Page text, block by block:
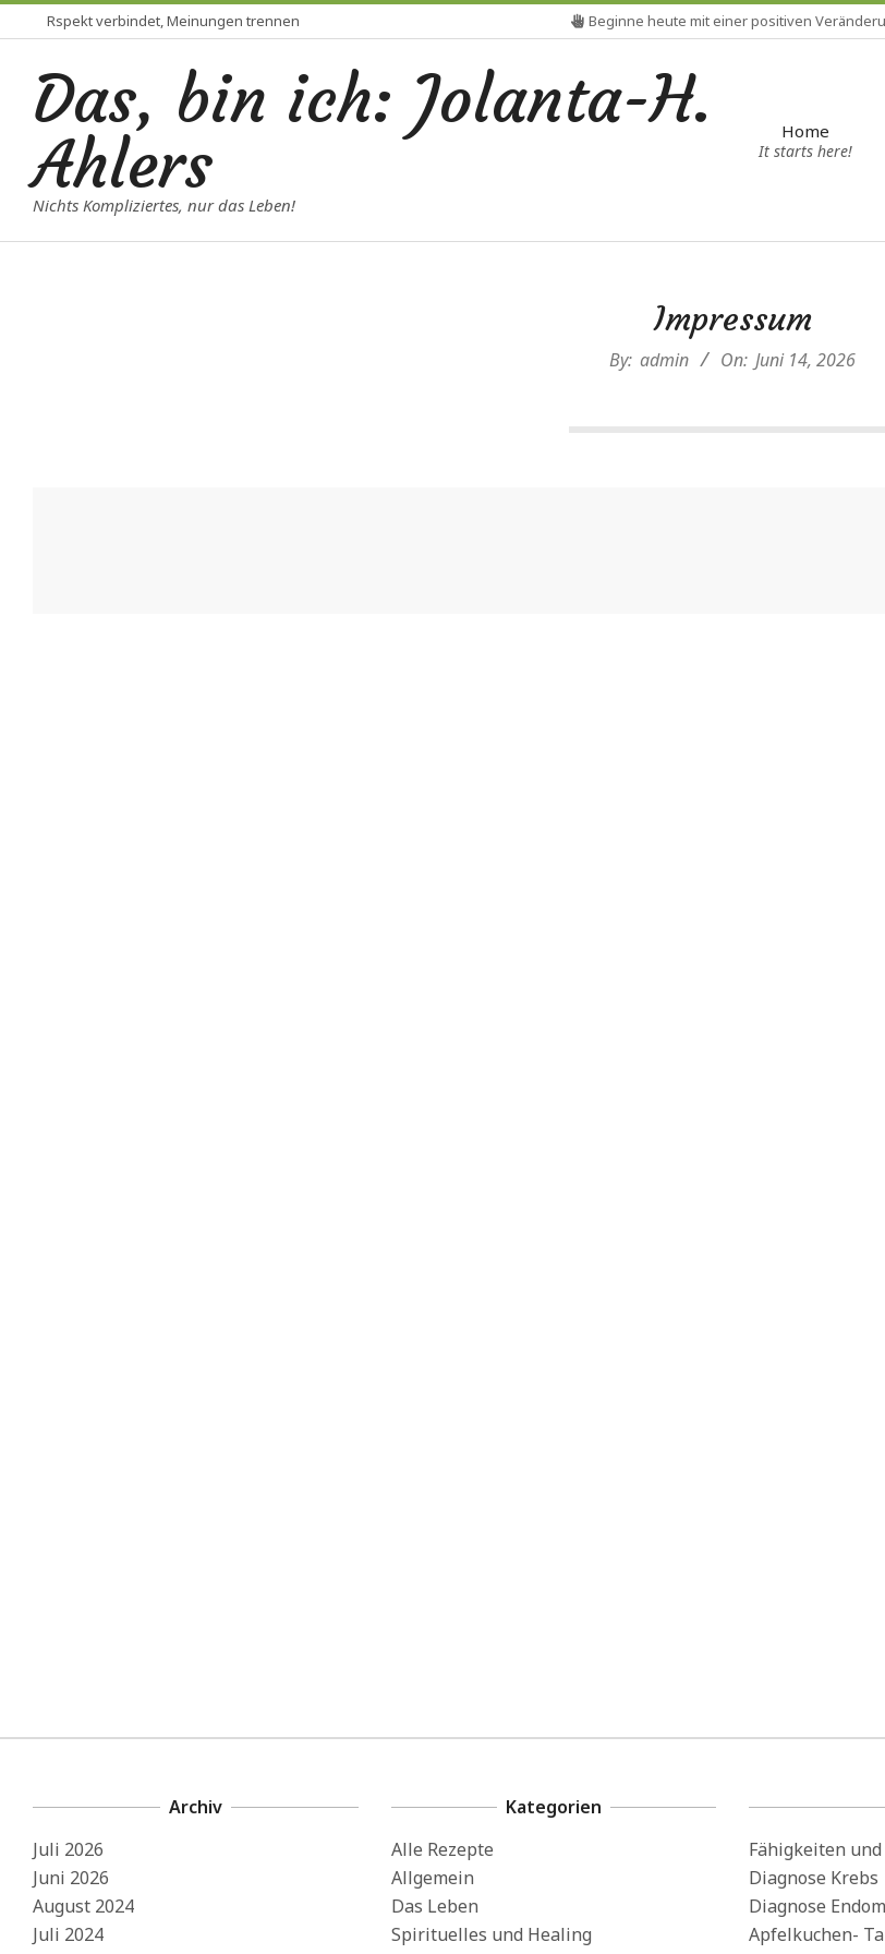
Rspekt verbindet, Meinungen trennen Beginne heute mit einer positiven
Das, bin ich: Jolanta-H.
Ahlers
Nichts Kompliziertes, nur das Leben!
Home
It starts here!
Impressum
By: admin On: Juni 14, 2026
Archiv
Juli 2026
Juni 2026
August 2024
Juli 2024
Kategorien
Alle Rezepte
Allgemein
Das Leben
Spirituelles und Healing
Fähigkeiten und
Diagnose Krebs
Diagnose
Apfelkuchen-